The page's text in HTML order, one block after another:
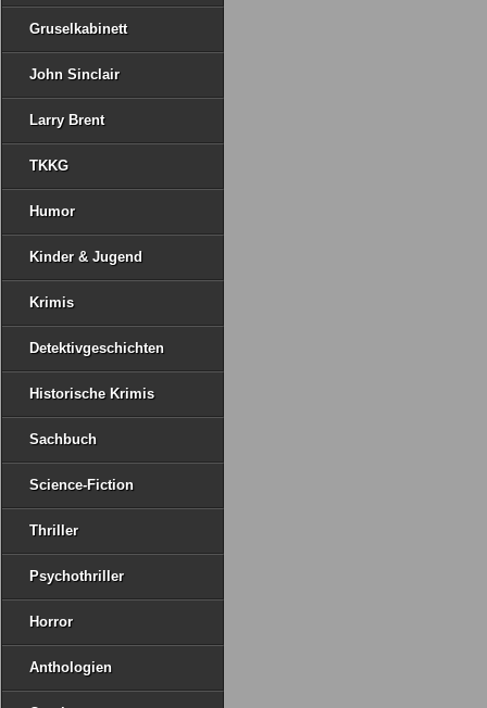
Gruselkabinett
John Sinclair
Larry Brent
TKKG
Humor
Kinder & Jugend
Krimis
Detektivgeschichten
Historische Krimis
Sachbuch
Science-Fiction
Thriller
Psychothriller
Horror
Anthologien